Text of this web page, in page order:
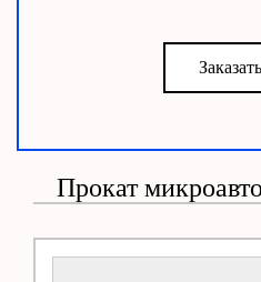
Прокат